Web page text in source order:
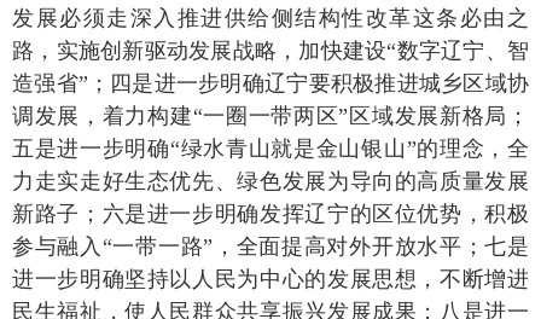
发展必须走深入推进供给侧结构性改革这条必由之
路，实施创新驱动发展战略，加快建设“数字辽宁、智
造强省”；四是进一步明确辽宁要积极推进城乡区域协
调发展，着力构建“一圈一带两区”区域发展新格局；
五是进一步明确“绿水青山就是金山银山”的理念，全
力走实走好生态优先、绿色发展为导向的高质量发展
新路子；六是进一步明确发挥辽宁的区位优势，积极
参与融入“一带一路”，全面提高对外开放水平；七是
进一步明确坚持以人民为中心的发展思想，不断增进
民生福祉，使人民群众共享振兴发展成果；八是进一